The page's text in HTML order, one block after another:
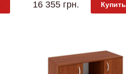
16 355 грн. Купить